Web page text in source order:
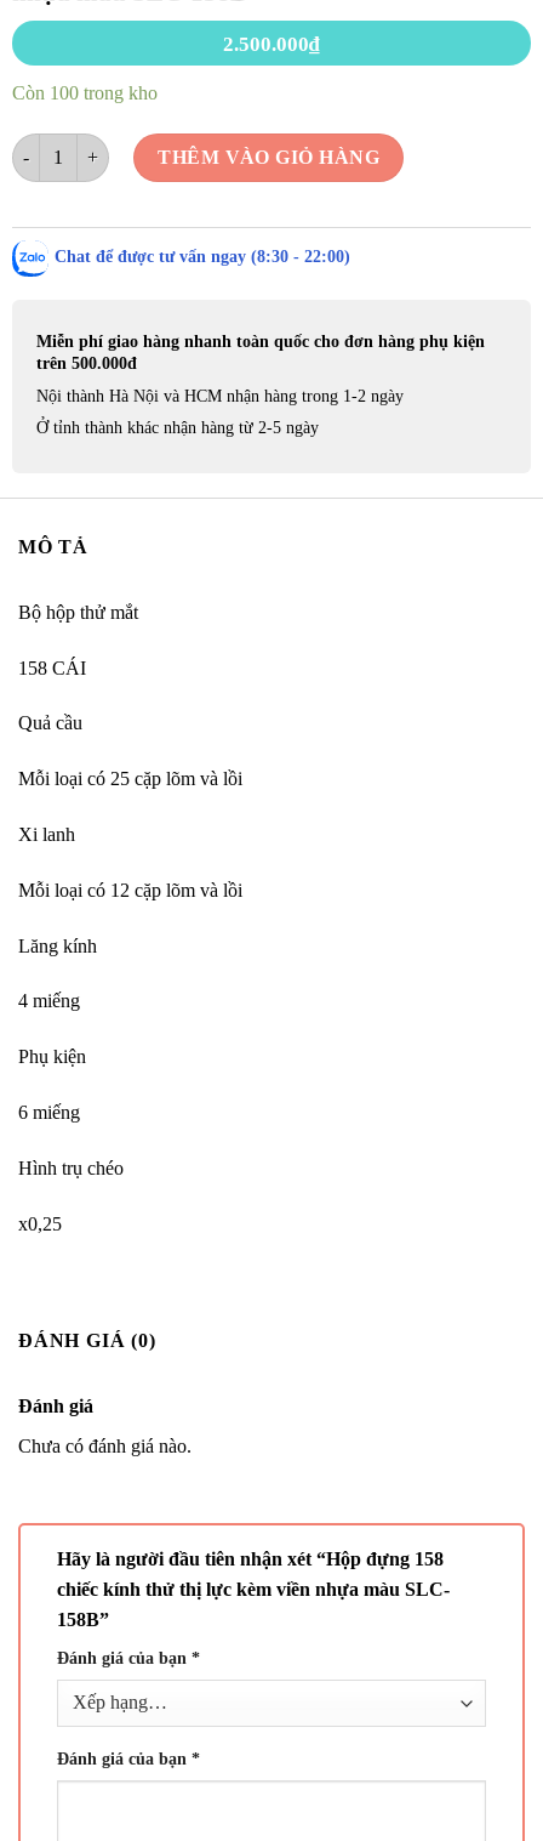
2.500.000₫
Còn 100 trong kho
Hộp đựng 158 chiếc kính thử thị lực kèm viền nhựa màu SLC-158B số
THÊM VÀO GIỎ HÀNG
Chat để được tư vấn ngay (8:30 - 22:00)
Miễn phí giao hàng nhanh toàn quốc cho đơn hàng phụ kiện
trên 500.000đ
Nội thành Hà Nội và HCM nhận hàng trong 1-2 ngày
Ở tỉnh thành khác nhận hàng từ 2-5 ngày
MÔ TẢ
Bộ hộp thử mắt
158 CÁI
Quả cầu
Mỗi loại có 25 cặp lõm và lồi
Xi lanh
Mỗi loại có 12 cặp lõm và lồi
Lăng kính
4 miếng
Phụ kiện
6 miếng
Hình trụ chéo
x0,25
ĐÁNH GIÁ (0)
Đánh giá
Chưa có đánh giá nào.
Hãy là người đầu tiên nhận xét “Hộp đựng 158
chiếc kính thử thị lực kèm viền nhựa màu SLC-
158B”
Đánh giá của bạn *
Đánh giá của bạn *